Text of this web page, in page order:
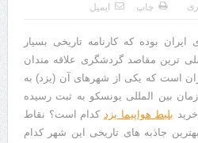
‌های یک‌ طرفه تا دو طرفه، روایت
چاپ ایمیل
بوده که کارنامه تاریخی بسیار
ترین مقاصد گردشگری علاقه مندان
است که یکی از شهرهای آن (یزد) به
بین المللی یونسکو به ثبت رسیده
بلیط هواپیما یزد کدام است؟ نقاط
جاذبه های تاریخی این شهر کدام